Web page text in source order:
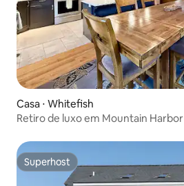
Casa ⋅ Whitefish
Retiro de luxo em Mountain Harbor
Superhost
Superhost